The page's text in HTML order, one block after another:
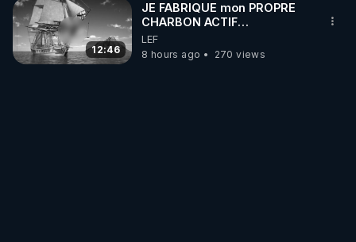
12:46
JE FABRIQUE mon PROPRE
CHARBON ACTIF
GRATUITEMENT pour
Purifier mon EAU
LEF
8 hours ago
270 views